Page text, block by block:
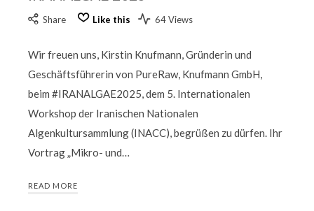
Share Like this 64 Views
Wir freuen uns, Kirstin Knufmann, Gründerin und
Geschäftsführerin von PureRaw, Knufmann GmbH,
beim #IRANALGAE2025, dem 5. Internationalen
Workshop der Iranischen Nationalen
Algenkultursammlung (INACC), begrüßen zu dürfen. Ihr
Vortrag „Mikro- und…
READ MORE